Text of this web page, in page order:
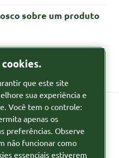
sobre um produto
que este site
sua experiência e
Você tem o controle:
apenas os
preferências. Observe
não funcionar como
essenciais estiverem